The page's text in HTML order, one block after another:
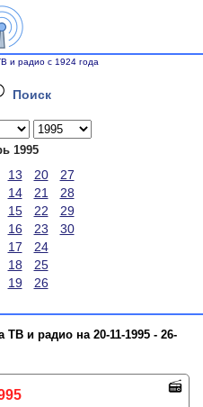
и радио с 1924 года
Поиск
1995
13 20
27
14 21
28
15 22
29
16 23
30
17
24
18
25
19 26
ТВ и радио на 20-11-1995 - 26-